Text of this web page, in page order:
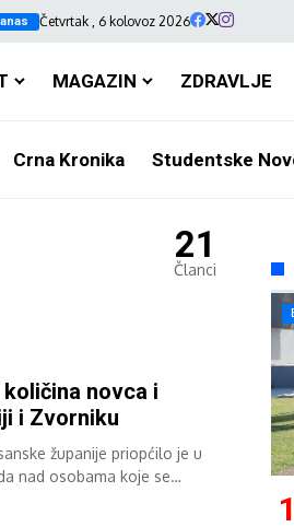
Četvrtak , 6 kolovoz 2026
MAGAZIN ZDRAVLJE
Crna Kronika Studentske
21
Članci
novca i
i Zvorniku
županije priopćilo je u
nad osobama koje se